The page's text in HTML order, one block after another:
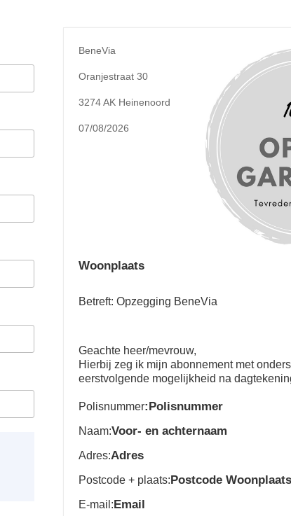
BeneVia
Oranjestraat 30
3274 AK Heinenoord
07/08/2026
Woonplaats
Betreft: Opzegging BeneVia
Geachte heer/mevrouw,
Hierbij zeg ik mijn abonnement met
eerstvolgende mogelijkheid na
Polisnummer:Polisnummer
Naam:Voor- en achternaam
Adres:Adres
Postcode + plaats:Postcode Woonplaats
E-mail:Email